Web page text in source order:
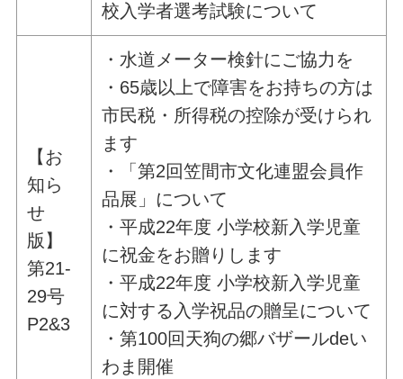
校入学者選考試験について
【お
知ら
せ
版】
第21-
29号
P2&3
・水道メーター検針にご協力を
・65歳以上で障害をお持ちの方は
市民税・所得税の控除が受けられ
ます
・「第2回笠間市文化連盟会員作
品展」について
・平成22年度 小学校新入学児童
に祝金をお贈りします
・平成22年度 小学校新入学児童
に対する入学祝品の贈呈について
・第100回天狗の郷バザールdeい
わま開催